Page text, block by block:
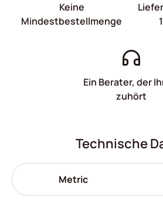
Keine
Mindestbestellmenge
Ein Berater, der
zuhört
Technische
Metric